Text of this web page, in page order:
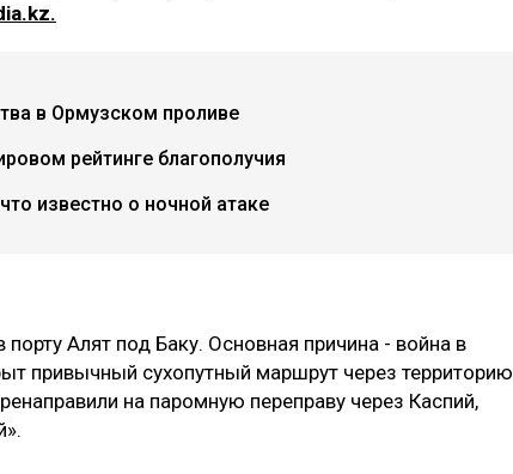
в Ормузском проливе
рейтинге благополучия
известно о ночной атаке
Алят под Баку. Основная причина - война в
привычный сухопутный маршрут через территорию
на паромную переправу через Каспий,